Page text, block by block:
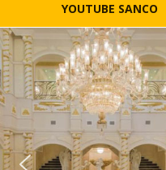
YOUTUBE SANCO